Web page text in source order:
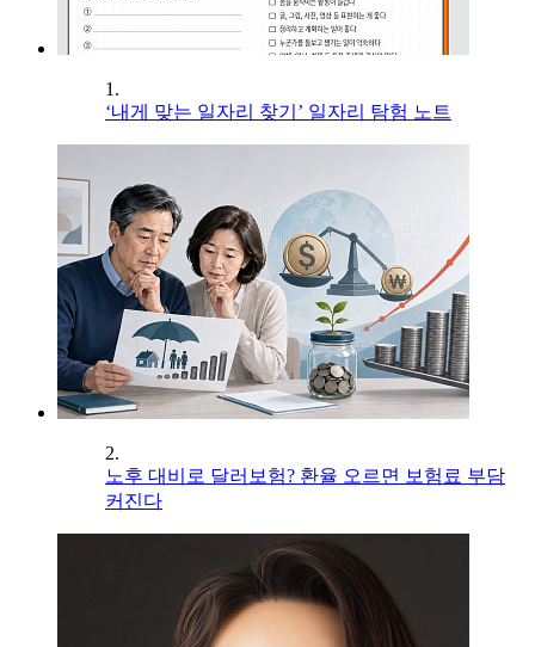
1.
‘내게 맞는 일자리 찾기’ 일자리 탐험 노트
2.
노후 대비로 달러보험? 환율 오르면 보험료 부담
커진다